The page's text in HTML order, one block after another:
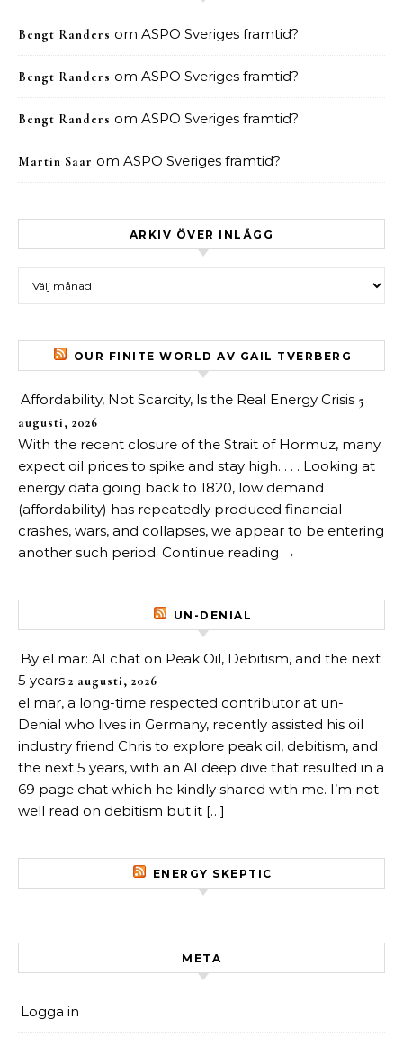
Bengt Randers om ASPO Sveriges framtid?
Bengt Randers om ASPO Sveriges framtid?
Bengt Randers om ASPO Sveriges framtid?
Martin Saar om ASPO Sveriges framtid?
ARKIV ÖVER INLÄGG
OUR FINITE WORLD AV GAIL TVERBERG
Affordability, Not Scarcity, Is the Real Energy Crisis 5
augusti, 2026
With the recent closure of the Strait of Hormuz, many
expect oil prices to spike and stay high. . . . Looking at
energy data going back to 1820, low demand
(affordability) has repeatedly produced financial
crashes, wars, and collapses, we appear to be entering
another such period. Continue reading →
UN-DENIAL
By el mar: AI chat on Peak Oil, Debitism, and the next
5 years 2 augusti, 2026
el mar, a long-time respected contributor at un-
Denial who lives in Germany, recently assisted his oil
industry friend Chris to explore peak oil, debitism, and
the next 5 years, with an AI deep dive that resulted in a
69 page chat which he kindly shared with me. I’m not
well read on debitism but it […]
ENERGY SKEPTIC
META
Logga in